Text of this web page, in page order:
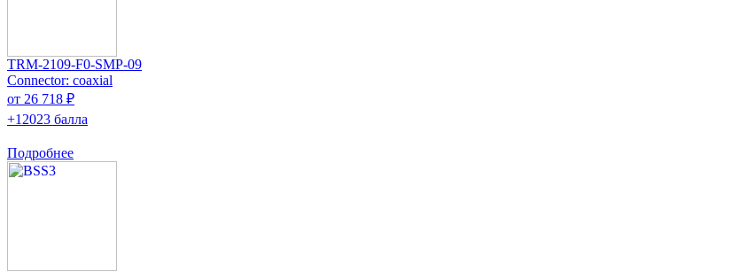
TRM-2109-F0-SMP-09
Connector: coaxial
от 26 718 ₽
+12023 балла
Подробнее